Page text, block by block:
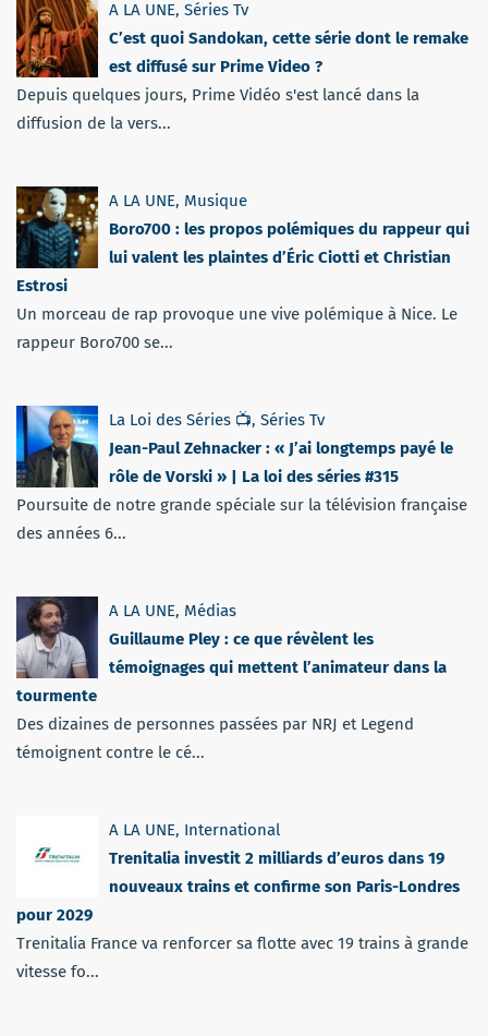
A LA UNE, Séries Tv
C’est quoi Sandokan, cette série dont le remake
est diffusé sur Prime Video ?
Depuis quelques jours, Prime Vidéo s'est lancé dans la
diffusion de la vers...
A LA UNE, Musique
Boro700 : les propos polémiques du rappeur qui
lui valent les plaintes d’Éric Ciotti et Christian
Estrosi
Un morceau de rap provoque une vive polémique à Nice. Le
rappeur Boro700 se...
La Loi des Séries 📺, Séries Tv
Jean-Paul Zehnacker : « J’ai longtemps payé le
rôle de Vorski » | La loi des séries #315
Poursuite de notre grande spéciale sur la télévision française
des années 6...
A LA UNE, Médias
Guillaume Pley : ce que révèlent les
témoignages qui mettent l’animateur dans la
tourmente
Des dizaines de personnes passées par NRJ et Legend
témoignent contre le cé...
A LA UNE, International
Trenitalia investit 2 milliards d’euros dans 19
nouveaux trains et confirme son Paris-Londres
pour 2029
Trenitalia France va renforcer sa flotte avec 19 trains à grande
vitesse fo...